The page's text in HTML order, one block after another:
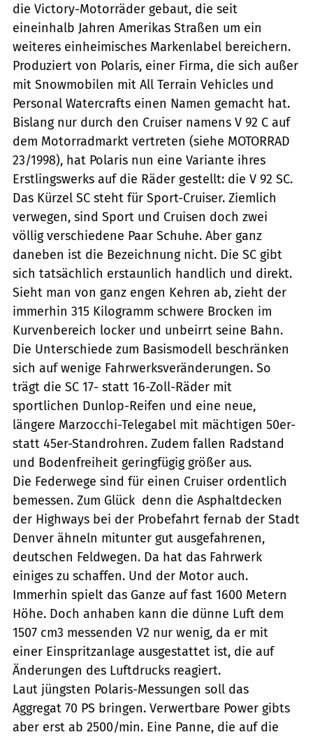
die Victory-Motorräder gebaut, die seit
eineinhalb Jahren Amerikas Straßen um ein
weiteres einheimisches Markenlabel bereichern.
Produziert von Polaris, einer Firma, die sich außer
mit Snowmobilen mit All Terrain Vehicles und
Personal Watercrafts einen Namen gemacht hat.
Bislang nur durch den Cruiser namens V 92 C auf
dem Motorradmarkt vertreten (siehe MOTORRAD
23/1998), hat Polaris nun eine Variante ihres
Erstlingswerks auf die Räder gestellt: die V 92 SC.
Das Kürzel SC steht für Sport-Cruiser. Ziemlich
verwegen, sind Sport und Cruisen doch zwei
völlig verschiedene Paar Schuhe. Aber ganz
daneben ist die Bezeichnung nicht. Die SC gibt
sich tatsächlich erstaunlich handlich und direkt.
Sieht man von ganz engen Kehren ab, zieht der
immerhin 315 Kilogramm schwere Brocken im
Kurvenbereich locker und unbeirrt seine Bahn.
Die Unterschiede zum Basismodell beschränken
sich auf wenige Fahrwerksveränderungen. So
trägt die SC 17- statt 16-Zoll-Räder mit
sportlichen Dunlop-Reifen und eine neue,
längere Marzocchi-Telegabel mit mächtigen 50er-
statt 45er-Standrohren. Zudem fallen Radstand
und Bodenfreiheit geringfügig größer aus.
Die Federwege sind für einen Cruiser ordentlich
bemessen. Zum Glück  denn die Asphaltdecken
der Highways bei der Probefahrt fernab der Stadt
Denver ähneln mitunter gut ausgefahrenen,
deutschen Feldwegen. Da hat das Fahrwerk
einiges zu schaffen. Und der Motor auch.
Immerhin spielt das Ganze auf fast 1600 Metern
Höhe. Doch anhaben kann die dünne Luft dem
1507 cm3 messenden V2 nur wenig, da er mit
einer Einspritzanlage ausgestattet ist, die auf
Änderungen des Luftdrucks reagiert.
Laut jüngsten Polaris-Messungen soll das
Aggregat 70 PS bringen. Verwertbare Power gibts
aber erst ab 2500/min. Eine Panne, die auf die